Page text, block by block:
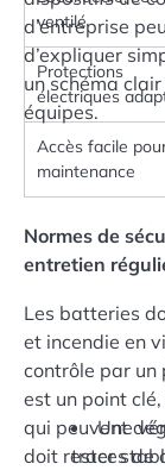
d’entreprise
d’expliquer
un schéma
équipes.
ventilé
Protections
électriques
Accès facile
maintenance
Normes de
entretien
Les batteries
et incendie en
contrôle par un
est un point
qui peuvent
doit rester
Une
traces de